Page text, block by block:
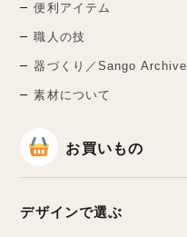
便利アイテム
職人の技
器づくり／Sango Archive
素材について
お買いもの
デザインで選ぶ